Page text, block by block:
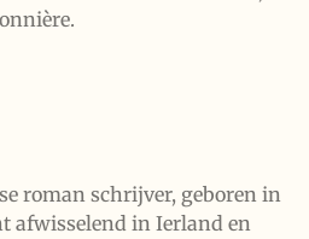
roman schrijver, geboren in
afwisselend in Ierland en